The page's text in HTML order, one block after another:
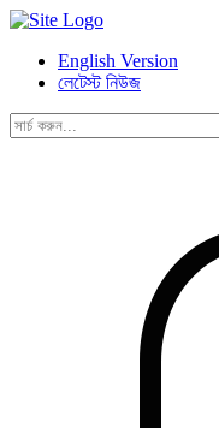
English Version
লেটেস্ট নিউজ